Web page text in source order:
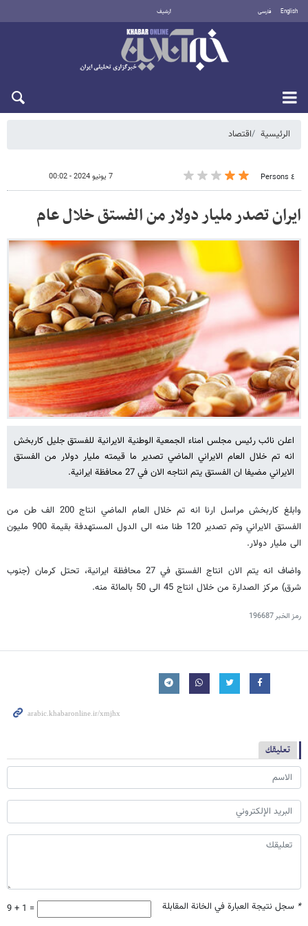
English فارسی أرشيف
الرئيسية اقتصاد
٤ Persons 7 يونيو 2024 - 00:02
ايران تصدر مليار دولار من الفستق خلال عام
اعلن نائب رئيس مجلس امناء الجمعية الوطنية الايرانية للفستق جليل كاربخش
انه تم خلال العام الايراني الماضي تصدير ما قيمته مليار دولار من الفستق
الايراني مضيفا ان الفستق يتم انتاجه الان في 27 محافظة ايرانية.
وابلغ كاربخش مراسل ارنا انه تم خلال العام الماضي انتاج 200 الف طن من
الفستق الايراني وتم تصدير 120 طنا منه الى الدول المستهدفة بقيمة 900 مليون
الى مليار دولار.
واضاف انه يتم الان انتاج الفستق في 27 محافظة ايرانية، تحتل كرمان (جنوب
شرق) مركز الصدارة من خلال انتاج 45 الى 50 بالمائة منه.
رمز الخبر196687
تعليقك
* سجل نتيجة العبارة في الخانة المقابلة 9 + 1 =